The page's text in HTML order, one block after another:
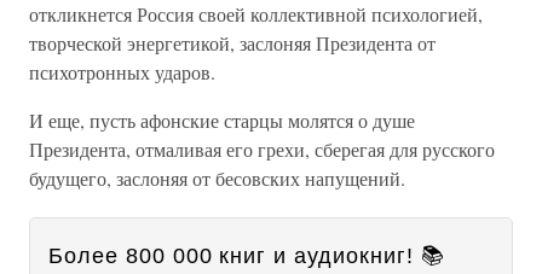
откликнется Россия своей коллективной психологией,
творческой энергетикой, заслоняя Президента от
психотронных ударов.
И еще, пусть афонские старцы молятся о душе
Президента, отмаливая его грехи, сберегая для русского
будущего, заслоняя от бесовских напущений.
Более 800 000 книг и аудиокниг! 📚